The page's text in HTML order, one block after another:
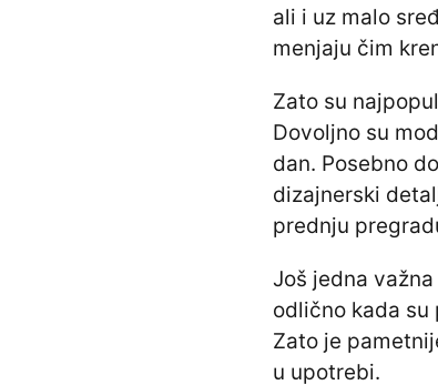
ali i uz malo
menjaju čim
Zato su
Dovoljno su
dan. Posebno
dizajnerski
prednju
Još jedna
odlično kada su
Zato je
u upotrebi.